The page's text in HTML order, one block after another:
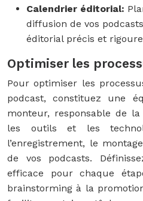
Calendrier éditorial:
diffusion de vos
éditorial précis et
Optimiser les
Pour optimiser les
podcast, constituez une
monteur, responsable de
les outils et les
l’enregistrement, le
de vos podcasts.
efficace pour chaque
brainstorming à la